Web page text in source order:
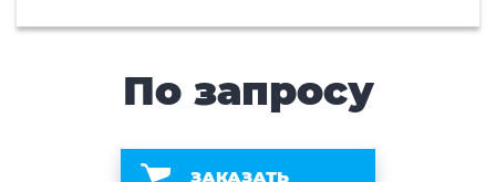
По запросу
ЗАКАЗАТЬ